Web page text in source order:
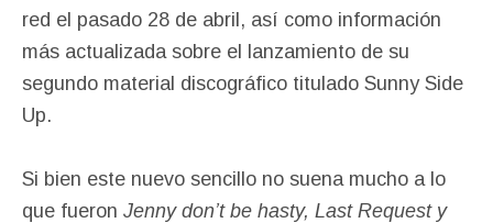
red el pasado 28 de abril, así como información
más actualizada sobre el lanzamiento de su
segundo material discográfico titulado Sunny Side
Up.
Si bien este nuevo sencillo no suena mucho a lo
que fueron Jenny don’t be hasty, Last Request y